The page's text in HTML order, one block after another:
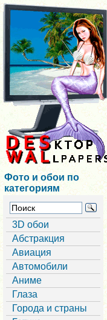
Фото и обои по
категориям
3D обои
Абстракция
Авиация
Автомобили
Аниме
Глаза
Города и страны